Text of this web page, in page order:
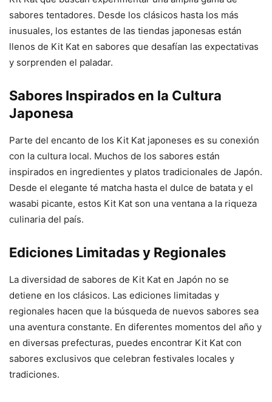
sabores tentadores. Desde los clásicos hasta los más
inusuales, los estantes de las tiendas japonesas están
llenos de Kit Kat en sabores que desafían las expectativas
y sorprenden el paladar.
Sabores Inspirados en la Cultura
Japonesa
Parte del encanto de los Kit Kat japoneses es su conexión
con la cultura local. Muchos de los sabores están
inspirados en ingredientes y platos tradicionales de Japón.
Desde el elegante té matcha hasta el dulce de batata y el
wasabi picante, estos Kit Kat son una ventana a la riqueza
culinaria del país.
Ediciones Limitadas y Regionales
La diversidad de sabores de Kit Kat en Japón no se
detiene en los clásicos. Las ediciones limitadas y
regionales hacen que la búsqueda de nuevos sabores sea
una aventura constante. En diferentes momentos del año y
en diversas prefecturas, puedes encontrar Kit Kat con
sabores exclusivos que celebran festivales locales y
tradiciones.